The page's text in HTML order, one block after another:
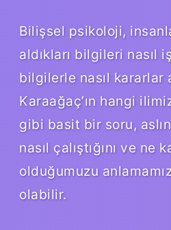
Bilişsel psikoloji,
aldıkları bilgileri nasıl
bilgilerle nasıl kararlar
Karaağaç’ın hangi
gibi basit bir soru,
nasıl çalıştığını ve
olduğumuzu
olabilir.